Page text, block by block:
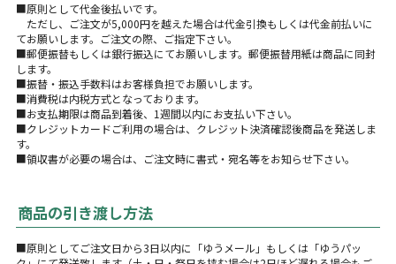
■原則として代金後払いです。
ただし、ご注文が5,000円を越えた場合は代金引換もしくは代金前払いに
てお願いします。ご注文の際、ご指定下さい。
■郵便振替もしくは銀行振込にてお願いします。郵便振替用紙は商品に同封
します。
■振替・振込手数料はお客様負担でお願いします。
■消費税は内税方式となっております。
■お支払期限は商品到着後、1週間以内にお支払い下さい。
■クレジットカードご利用の場合は、クレジット決済確認後商品を発送しま
す。
■領収書が必要の場合は、ご注文時に書式・宛名等をお知らせ下さい。
商品の引き渡し方法
■原則としてご注文日から3日以内に「ゆうメール」もしくは「ゆうパッ